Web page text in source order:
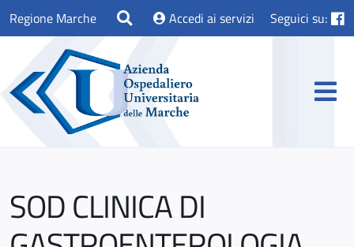
Regione Marche Accedi ai servizi Seguici su:
SOD CLINICA DI